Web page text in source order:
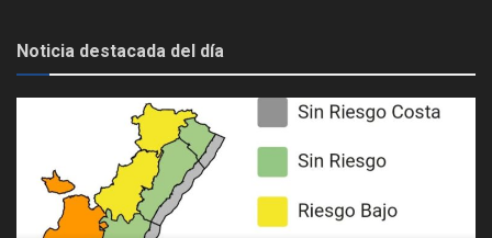
Noticia destacada del día